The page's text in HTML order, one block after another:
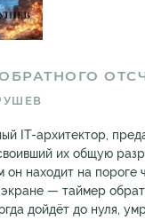
IT-архитектор,
их общую
находит на пороге
— таймер
дойдёт до нуля,